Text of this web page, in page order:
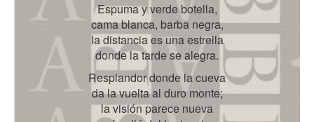
Espuma y verde botella,
cama blanca, barba negra,
la distancia es una estrella
donde la tarde se alegra.
Resplandor donde la cueva
da la vuelta al duro monte;
la visión parece nueva